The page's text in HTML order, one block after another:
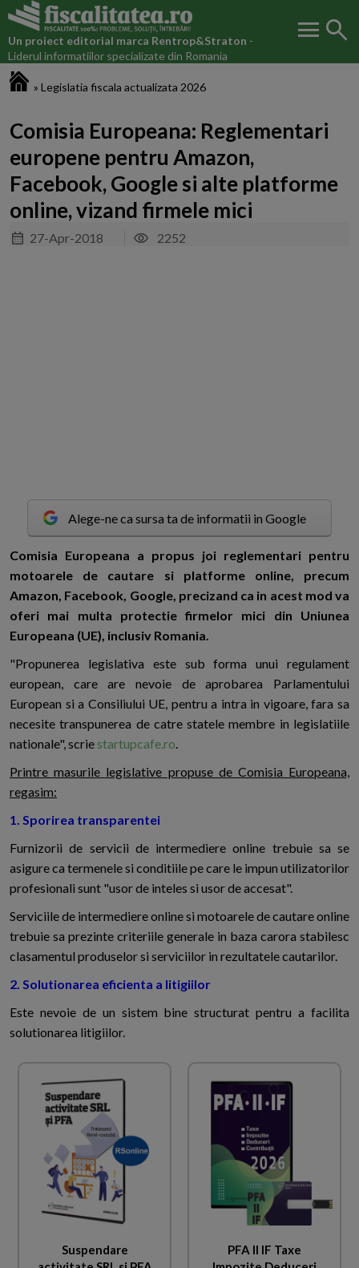
Un proiect editorial marca Rentrop&Straton -
Liderul informatiilor specializate din Romania
menu search
» Legislatia fiscala actualizata 2026
Comisia Europeana: Reglementari
europene pentru Amazon,
Facebook, Google si alte platforme
online, vizand firmele mici
27-Apr-2018 2252
Alege-ne ca sursa ta de informatii in Google
Comisia Europeana a propus joi reglementari pentru
motoarele de cautare si platforme online, precum
Amazon, Facebook, Google, precizand ca in acest mod va
oferi mai multa protectie firmelor mici din Uniunea
Europeana (UE), inclusiv Romania.
"Propunerea legislativa este sub forma unui regulament
european, care are nevoie de aprobarea Parlamentului
European si a Consiliului UE, pentru a intra in vigoare, fara sa
necesite transpunerea de catre statele membre in legislatiile
nationale", scrie startupcafe.ro.
Printre masurile legislative propuse de Comisia Europeana,
regasim:
1. Sporirea transparentei
Furnizorii de servicii de intermediere online trebuie sa se
asigure ca termenele si conditiile pe care le impun utilizatorilor
profesionali sunt "usor de inteles si usor de accesat".
Serviciile de intermediere online si motoarele de cautare online
trebuie sa prezinte criteriile generale in baza carora stabilesc
clasamentul produselor si serviciilor in rezultatele cautarilor.
2. Solutionarea eficienta a litigiilor
Este nevoie de un sistem bine structurat pentru a facilita
solutionarea litigiilor.
Suspendare
PFA II IF Taxe